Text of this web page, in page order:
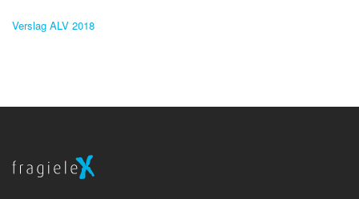
Verslag ALV 2018